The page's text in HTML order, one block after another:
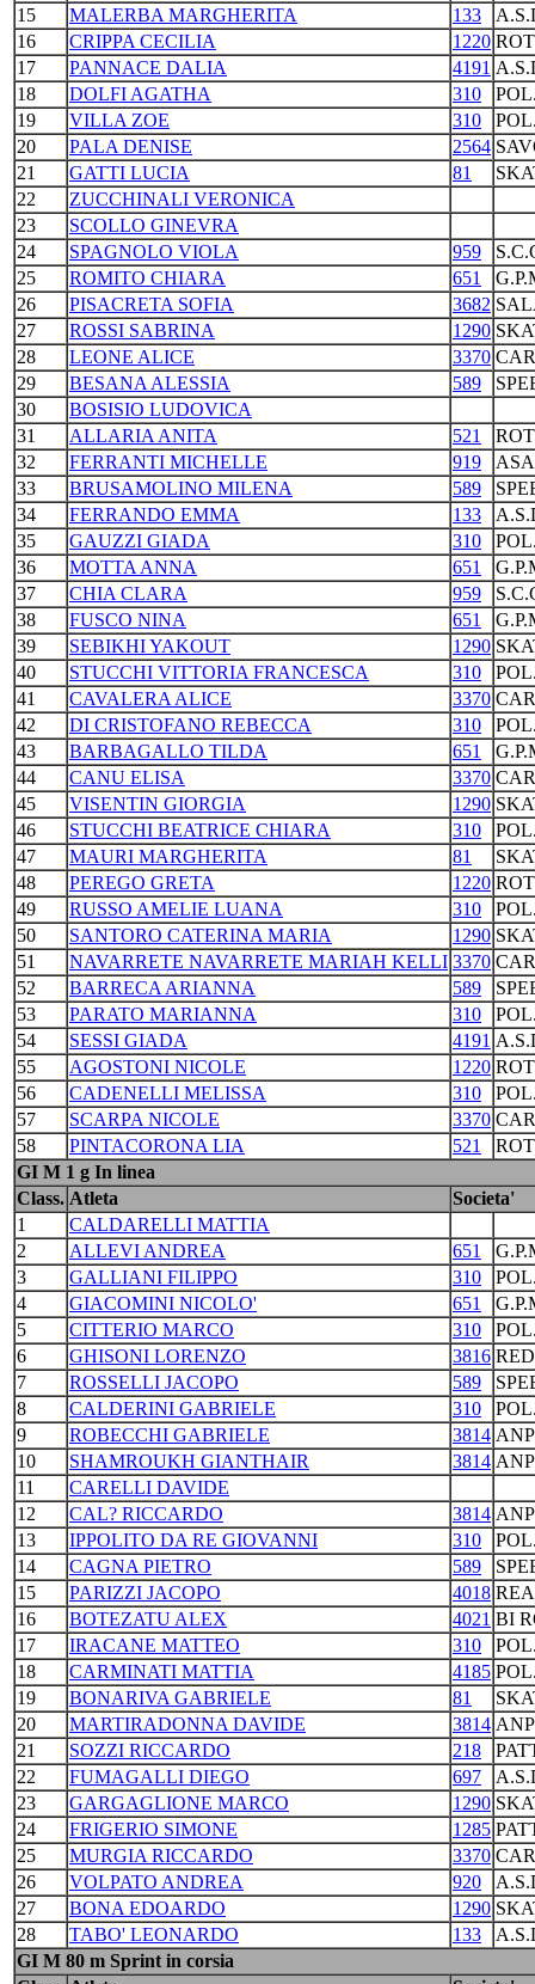
15 MALERBA MARGHERITA 133
16
CRIPPA CECILIA 1220
17
PANNACE DALIA 4191
18
DOLFI AGATHA 310
19
VILLA ZOE 310
20
PALA DENISE 2564
21
GATTI LUCIA 81
22
ZUCCHINALI VERONICA
23
SCOLLO GINEVRA
24
SPAGNOLO VIOLA 959
25
ROMITO CHIARA 651
26
PISACRETA SOFIA 3682
27
ROSSI SABRINA 1290
28
LEONE ALICE 3370
29
BESANA ALESSIA 589
30
BOSISIO LUDOVICA
31
ALLARIA ANITA 521
32
FERRANTI MICHELLE 919
ASA
33
BRUSAMOLINO MILENA 589
34
FERRANDO EMMA 133
35
GAUZZI GIADA 310
36
MOTTA ANNA 651
37
CHIA CLARA 959
38
FUSCO NINA 651
39
SEBIKHI YAKOUT 1290
40
STUCCHI VITTORIA FRANCESCA 310
41
CAVALERA ALICE 3370
42
DI CRISTOFANO REBECCA 310
43
BARBAGALLO TILDA 651
44
CANU ELISA 3370
45
VISENTIN GIORGIA 1290
46
STUCCHI BEATRICE CHIARA 310
47
MAURI MARGHERITA 81
48
PEREGO GRETA 1220
49
RUSSO AMELIE LUANA 310
50
SANTORO CATERINA MARIA 1290
51
NAVARRETE NAVARRETE MARIAH KELLI 3370
52
BARRECA ARIANNA 589
53
PARATO MARIANNA 310
54
SESSI GIADA 4191
55
AGOSTONI NICOLE 1220
56
CADENELLI MELISSA 310
57
SCARPA NICOLE 3370
58
PINTACORONA LIA 521
GI M 1 g In linea
Class. Atleta
Societa'
1
CALDARELLI MATTIA
2
ALLEVI ANDREA 651
3
GALLIANI FILIPPO 310
4
GIACOMINI NICOLO' 651
5
CITTERIO MARCO 310
6
GHISONI LORENZO 3816
7
ROSSELLI JACOPO 589
8
CALDERINI GABRIELE 310
9
ROBECCHI GABRIELE 3814
10
SHAMROUKH GIANTHAIR 3814
11
CARELLI DAVIDE
12
CAL? RICCARDO 3814
13
IPPOLITO DA RE GIOVANNI 310
14
CAGNA PIETRO 589
15
PARIZZI JACOPO 4018
16
BOTEZATU ALEX 4021 BI
17
IRACANE MATTEO 310
18
CARMINATI MATTIA 4185
19
BONARIVA GABRIELE 81
20
MARTIRADONNA DAVIDE 3814
21
SOZZI RICCARDO 218
22
FUMAGALLI DIEGO 697
23
GARGAGLIONE MARCO 1290
24
FRIGERIO SIMONE 1285
25
MURGIA RICCARDO 3370
26
VOLPATO ANDREA 920
27
BONA EDOARDO 1290
28
TABO' LEONARDO 133
GI M 80 m Sprint in corsia